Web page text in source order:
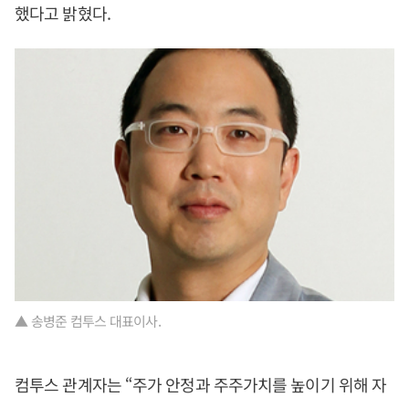
했다고 밝혔다.
▲ 송병준 컴투스 대표이사.
컴투스 관계자는 “주가 안정과 주주가치를 높이기 위해 자